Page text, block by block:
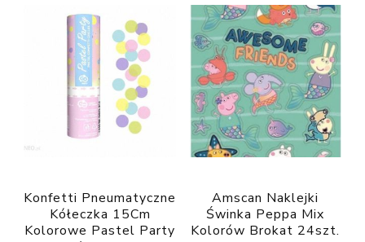
Konfetti Pneumatyczne
Kółeczka 15Cm
Kolorowe Pastel Party
Amscan Naklejki
Świnka Peppa Mix
Kolorów Brokat 24szt.